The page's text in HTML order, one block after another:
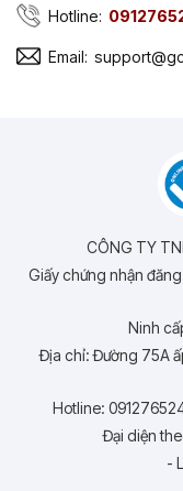
Hotline:
Email:
CÔNG TY
Giấy chứng nhận
Ninh
Địa chỉ: Đường 75A
Hotline:
Đại diện
-